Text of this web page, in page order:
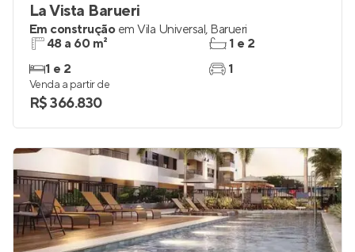
La Vista Barueri
Em construção em Vila Universal, Barueri
48 a 60 m²
1 e 2
1 e 2
1
Venda a partir de
R$ 366.830